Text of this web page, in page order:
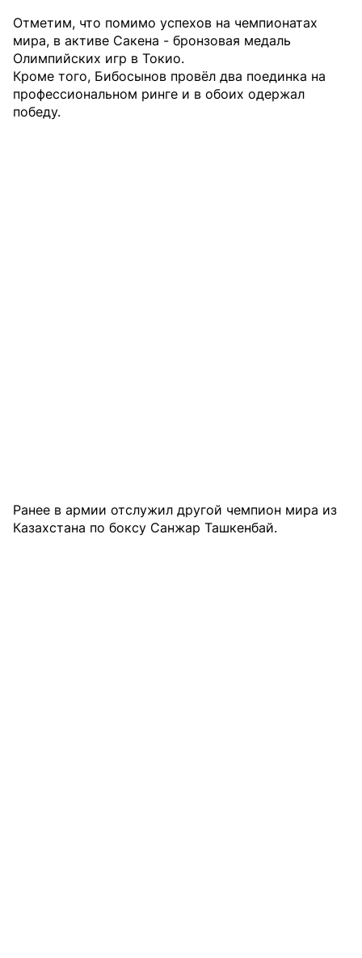
Отметим, что помимо успехов на чемпионатах
мира, в активе Сакена - бронзовая медаль
Олимпийских игр в Токио.
Кроме того, Бибосынов провёл два поединка на
профессиональном ринге и в обоих одержал
победу.
Ранее в армии отслужил другой чемпион мира из
Казахстана по боксу Санжар Ташкенбай.